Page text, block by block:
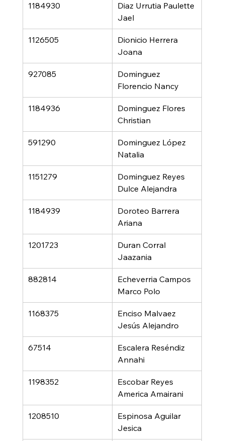
1184930
Diaz Urrutia Paulette
Jael
1126505
Dionicio Herrera
Joana
927085
Dominguez
Florencio Nancy
1184936
Dominguez Flores
Christian
591290
Dominguez López
Natalia
1151279
Dominguez Reyes
Dulce Alejandra
1184939
Doroteo Barrera
Ariana
1201723
Duran Corral
Jaazania
882814
Echeverria Campos
Marco Polo
1168375
Enciso Malvaez
Jesús Alejandro
67514
Escalera Reséndiz
Annahi
1198352
Escobar Reyes
America Amairani
1208510
Espinosa Aguilar
Jesica